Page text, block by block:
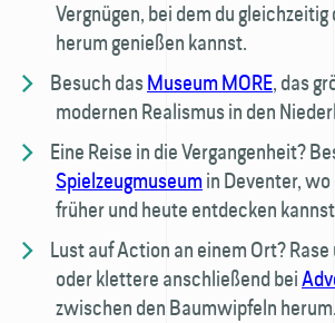
Vergnügen, bei dem du
herum genießen kannst.
Besuch dasMuseum MORE, das
modernen Realismus in den
Eine Reise in die Vergangenheit?
Spielzeugmuseumin Deventer,
früher und heute entdecken
Lust auf Action an einem Ort?
oder klettere anschließend bei
zwischen den Baumwipfeln herum.